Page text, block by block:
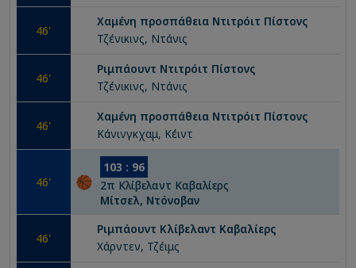
46'
Χαμένη προσπάθεια Ντιτρόιτ Πίστονς
Τζένικινς, Ντάνις
46'
Ριμπάουντ Ντιτρόιτ Πίστονς
Τζένικινς, Ντάνις
46'
Χαμένη προσπάθεια Ντιτρόιτ Πίστονς
Κάνινγκχαμ, Κέιντ
46'
103 : 96
2π Κλίβελαντ Καβαλίερς
Μίτσελ, Ντόνοβαν
46'
Ριμπάουντ Κλίβελαντ Καβαλίερς
Χάρντεν, Τζέιμς